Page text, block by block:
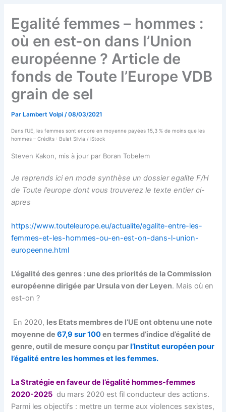
Egalité femmes – hommes :
où en est-on dans l’Union
européenne ? Article de
fonds de Toute l’Europe VDB
grain de sel
Par Lambert Volpi/08/03/2021
Dans l’UE, les femmes sont encore en moyenne payées 15,3 % de moins que les
hommes – Crédits : Bulat Silvia / iStock
Steven Kakon, mis à jour par Boran Tobelem
Je reprends ici en mode synthèse un dossier egalite F/H
de Toute l’europe dont vous trouverez le texte entier ci-
apres
https://www.touteleurope.eu/actualite/egalite-entre-les-
femmes-et-les-hommes-ou-en-est-on-dans-l-union-
europeenne.html
L’égalité des genres : une des priorités de la Commission
européenne dirigée par Ursula von der Leyen. Mais où en
est-on ?
En 2020, les Etats membres de l’UE ont obtenu une note
moyenne de67,9 sur 100en termes d’indice d’égalité de
genre, outil de mesure conçu parl’Institut européen pour
l’égalité entre les hommes et les femmes.
La Stratégie en faveur de l’égalité hommes-femmes
2020-2025 du mars 2020 est fil conducteur des actions.
Parmi les objectifs : mettre un terme aux violences sexistes,